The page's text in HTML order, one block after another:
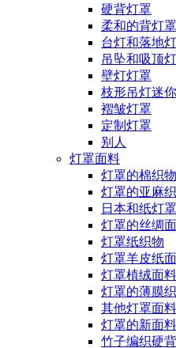
硬背灯罩
柔和的背灯罩
台灯和落地
吊坠和吸顶
壁灯灯罩
枝形吊灯迷
褶皱灯罩
定制灯罩
别人
灯罩面料
灯罩的棉织物
灯罩的亚麻
日本和纸灯
灯罩的丝绸
灯罩纸织物
灯罩羊皮纸
灯罩植绒面料
灯罩的薄膜
其他灯罩面料
灯罩的新面料
竹子编织硬